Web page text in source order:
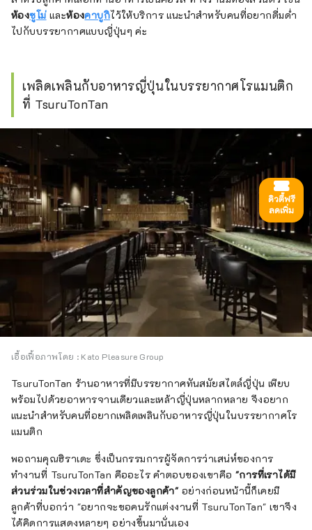
ห้องซูโม่และห้องคาบูกิไว้ให้บริการ แนะนำสำหรับคนที่อยากดื่มด่ำ
ไปกับบรรยากาศแบบญี่ปุ่นๆ ค่ะ
เพลิดเพลินกับอาหารญี่ปุ่นในบรรยากาศโรแมนติก
ที่ TsuruTonTan
เอื้อเฟื้อภาพโดย : Kato Pleasure Group
TsuruTonTan ร้านอาหารที่มีบรรยากาศทันสมัยสไตล์ญี่ปุ่น เพียบ
พร้อมไปด้วยอาหารจานเดียวและเหล้าญี่ปุ่นหลากหลาย จึงอยาก
แนะนำสำหรับคนที่อยากเพลิดเพลินกับอาหารญี่ปุ่นในบรรยากาศโร
แมนติก
พอถามคุณฮิราเดะ ซึ่งเป็นกรรมการผู้จัดการว่าเสน่ห์ของการ
ทำงานที่ TsuruTonTan คืออะไร คำตอบของเขาคือ "การที่เราได้มี
ส่วนร่วมในช่วงเวลาที่สำคัญของลูกค้า"อย่างก่อนหน้านี้ก็เคยมี
ลูกค้าที่บอกว่า "อยากจะขอคนรักแต่งงานที่ TsuruTonTan" เขาจึง
ได้คิดการแสดงหลายๆ อย่างขึ้นมานั่นเอง
ดิวตี้ฟรี
ลดเพิ่ม